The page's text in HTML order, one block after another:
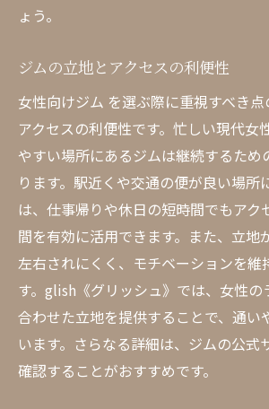
継続的なトレーニングの大切
健康と美容を両立するライ
自信を持って自分を変えるた
glish《グリッシュ》での新
ょう。
ジムの立地とアクセスの利便性
女性向けジム を選ぶ際に重視すべき
アクセスの利便性です。忙しい現代女
やすい場所にあるジムは継続するため
ります。駅近くや交通の便が良い場所
は、仕事帰りや休日の短時間でもアク
間を有効に活用できます。また、立地
左右されにくく、モチベーションを維
す。glish《グリッシュ》では、女性の
合わせた立地を提供することで、通い
います。さらなる詳細は、ジムの公式
確認することがおすすめです。